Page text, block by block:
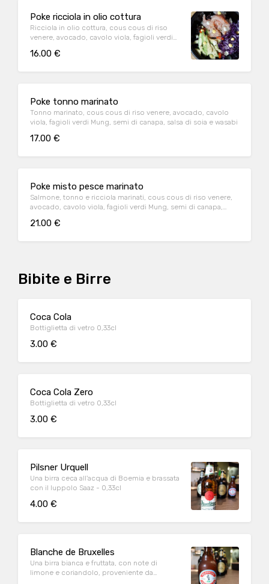
Poke ricciola in olio cottura
Ricciola in olio cottura, cous cous di riso
venere, avocado, cavolo viola, fagioli verdi
16.00 €
Poke tonno marinato
Tonno marinato, cous cous di riso venere, avocado, cavolo
viola, fagioli verdi Mung, semi di canapa, salsa di soia e wasabi
17.00 €
Poke misto pesce marinato
Salmone, tonno e ricciola marinati, cous cous di riso venere,
avocado, cavolo viola, fagioli verdi Mung, semi di canapa,
21.00 €
Bibite e Birre
Coca Cola
Bottiglietta di vetro 0,33cl
3.00 €
Coca Cola Zero
Bottiglietta di vetro 0,33cl
3.00 €
Pilsner Urquell
Una birra ceca all'acqua di Boemia e brassata
con il luppolo Saaz - 0,33cl
4.00 €
Blanche de Bruxelles
Una birra bianca e fruttata, con note di
limone e coriandolo, proveniente da